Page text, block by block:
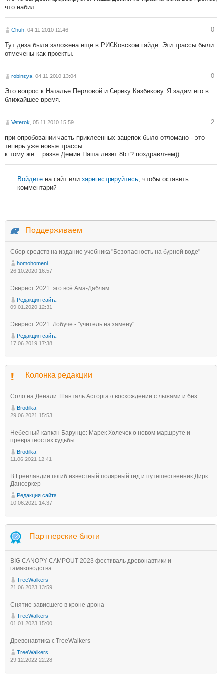
что набил.
Chuh , 04.11.2010 12:46 0
Тут деза была заложена еще в РИСКовском гайде. Эти трассы были
отмечены как проекты.
robinsya , 04.11.2010 13:04 0
Это вопрос к Наталье Перловой и Серику Казбекову. Я задам его в
ближайшее время.
Veterok , 05.11.2010 15:59 2
при опробовании часть приклеенных зацепок было отломано - это
теперь уже новые трассы.
к тому же... разве Демин Паша лезет 8b+? поздравляем))
Войдите на сайт или зарегистрируйтесь , чтобы оставить
комментарий
Поддерживаем
Сбор средств на издание учебника "Безопасность на бурной воде"
homohomeni
26.10.2020 16:57
Эверест 2021: это всё Ама-Даблам
Редакция сайта
09.01.2020 12:31
Эверест 2021: Лобуче - "учитель на замену"
Редакция сайта
17.06.2019 17:38
Колонка редакции
Соло на Денали: Шанталь Асторга о восхождении с лыжами и без
Brodilka
29.06.2021 15:53
Небесный капкан Барунце: Марек Холечек о новом маршруте и
превратностях судьбы
Brodilka
11.06.2021 12:41
В Гренландии погиб известный полярный гид и путешественник Дирк
Дансеркер
Редакция сайта
10.06.2021 14:37
Партнерские блоги
BIG CANOPY CAMPOUT 2023 фестиваль древонавтики и
гамаководства
TreeWalkers
21.06.2023 13:59
Снятие зависшего в кроне дрона
TreeWalkers
01.01.2023 15:00
Древонавтика с TreeWalkers
TreeWalkers
29.12.2022 22:28